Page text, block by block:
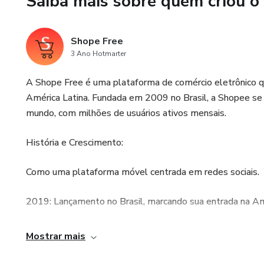
Esta é uma oportunidade
tendências mais modernas
Eleve o nível do seu portfólio
Shope Free
3 Ano Hotmarter
A Shope Free é uma plataforma de comércio eletrônico
América Latina. Fundada em 2009 no Brasil, a Shopee
mundo, com milhões de usuários ativos mensais.
História e Crescimento:
Como uma plataforma móvel centrada em redes sociais.
2019: Lançamento no Brasil, marcando sua entrada na
Crescimento Exponencial: A Shope Free experimentou
Mostrar mais